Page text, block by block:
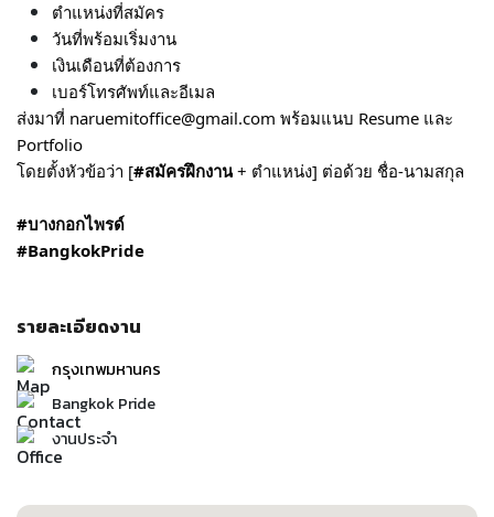
ตำแหน่งที่สมัคร
วันที่พร้อมเริ่มงาน
เงินเดือนที่ต้องการ
เบอร์โทรศัพท์และอีเมล
ส่งมาที่ naruemitoffice@gmail.com พร้อมแนบ Resume และ
Portfolio
โดยตั้งหัวข้อว่า [#สมัครฝึกงาน + ตำแหน่ง] ต่อด้วย ชื่อ-นามสกุล
#บางกอกไพรด์
#BangkokPride
รายละเอียดงาน
กรุงเทพมหานคร
Bangkok Pride
งานประจำ